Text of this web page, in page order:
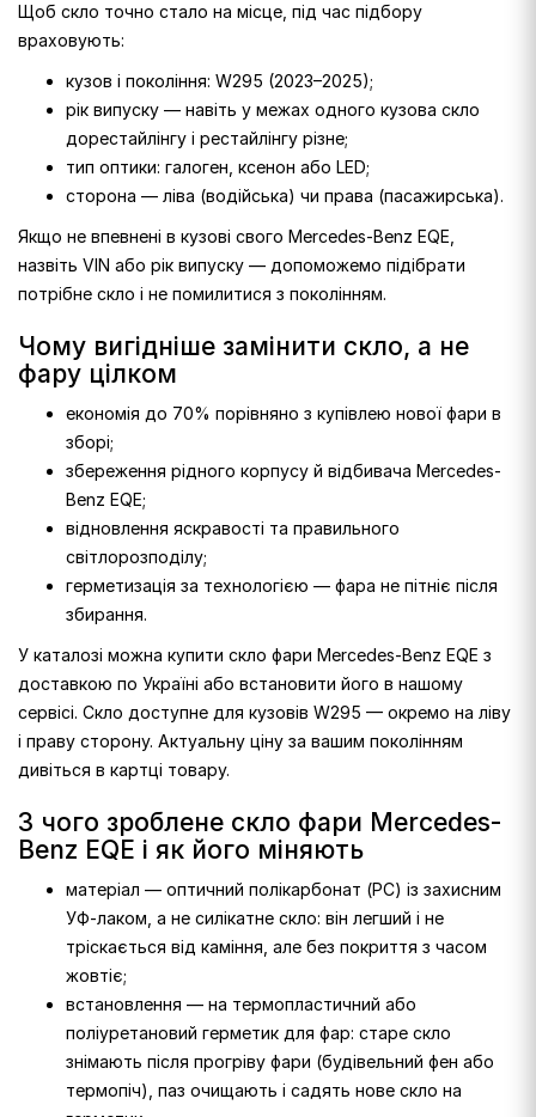
Щоб скло точно стало на місце, під час підбору
враховують:
кузов і покоління: W295 (2023–2025);
рік випуску — навіть у межах одного кузова скло
дорестайлінгу і рестайлінгу різне;
тип оптики: галоген, ксенон або LED;
сторона — ліва (водійська) чи права (пасажирська).
Якщо не впевнені в кузові свого Mercedes-Benz EQE,
назвіть VIN або рік випуску — допоможемо підібрати
потрібне скло і не помилитися з поколінням.
Чому вигідніше замінити скло, а не
фару цілком
економія до 70% порівняно з купівлею нової фари в
зборі;
збереження рідного корпусу й відбивача Mercedes-
Benz EQE;
відновлення яскравості та правильного
світлорозподілу;
герметизація за технологією — фара не пітніє після
збирання.
У каталозі можна купити скло фари Mercedes-Benz EQE з
доставкою по Україні або встановити його в нашому
сервісі. Скло доступне для кузовів W295 — окремо на ліву
і праву сторону. Актуальну ціну за вашим поколінням
дивіться в картці товару.
З чого зроблене скло фари Mercedes-
Benz EQE і як його міняють
матеріал — оптичний полікарбонат (PC) із захисним
УФ-лаком, а не силікатне скло: він легший і не
тріскається від каміння, але без покриття з часом
жовтіє;
встановлення — на термопластичний або
поліуретановий герметик для фар: старе скло
знімають після прогріву фари (будівельний фен або
термопіч), паз очищають і садять нове скло на